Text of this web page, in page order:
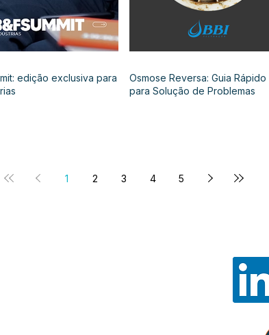
edição exclusiva para
Osmose Reversa: Guia Rápido
para Solução de Problemas
1 2 3 4 5